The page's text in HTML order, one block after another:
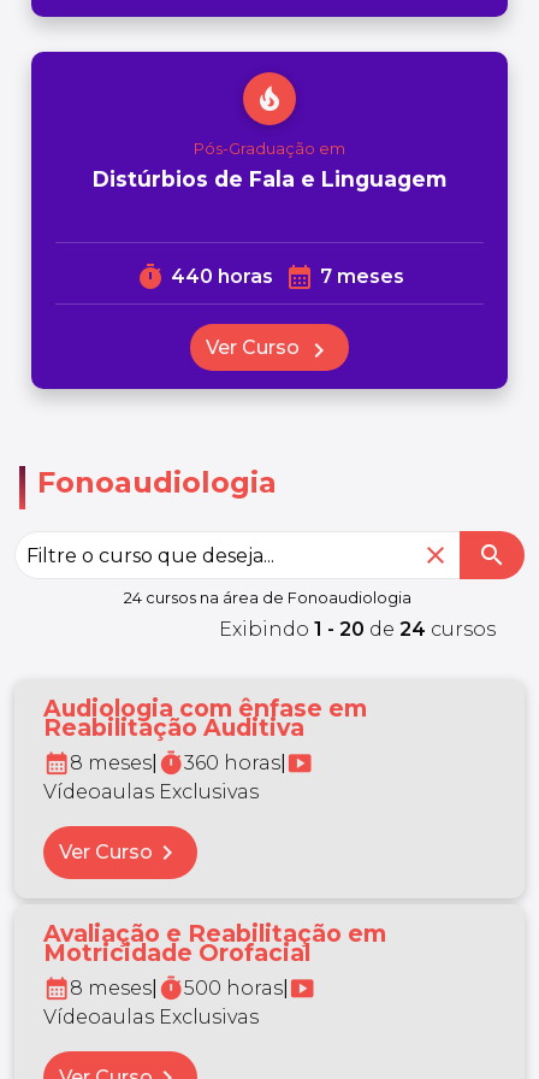
local_fire_department
Pós-Graduação em
Distúrbios de Fala e Linguagem
timer 440 horas calendar_month 7 meses
Ver Curso chevron_right
Fonoaudiologia
close search
24 cursos na área de Fonoaudiologia
Exibindo 1 - 20 de 24 cursos
Audiologia com ênfase em
Reabilitação Auditiva
calendar_month8 meses timer360 horas smart_display
Vídeoaulas Exclusivas
Ver Curso chevron_right
Avaliação e Reabilitação em
Motricidade Orofacial
calendar_month8 meses timer500 horas smart_display
Vídeoaulas Exclusivas